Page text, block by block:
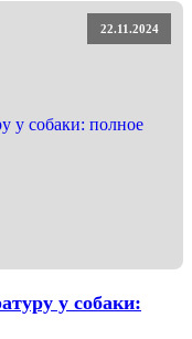
22.11.2024
у собаки: